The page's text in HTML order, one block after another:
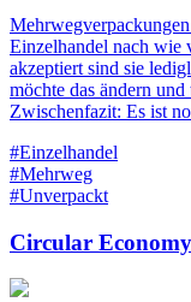
Einzelhandel nach wie
akzeptiert sind sie
möchte das ändern
Zwischenfazit: Es ist
#Einzelhandel
#Mehrweg
#Unverpackt
Circular Economy